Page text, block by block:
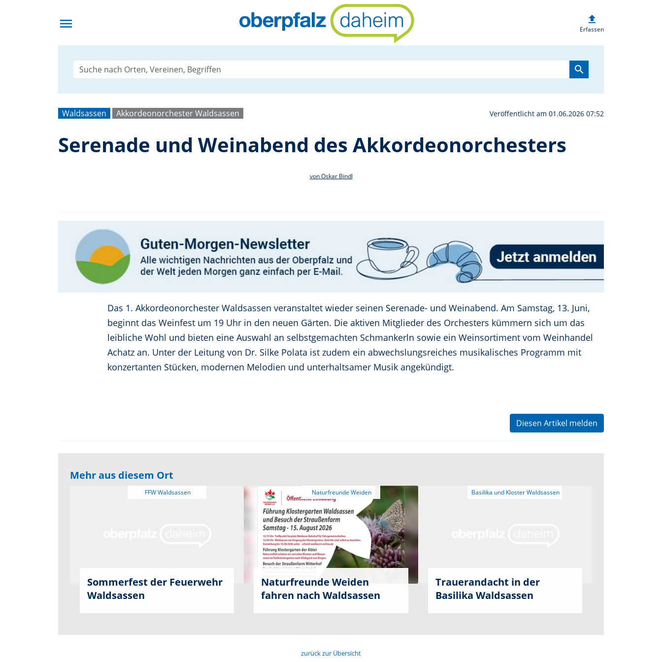
menu Serenade und Weinabend des
upload
Erfassen
search
Waldsassen Akkordeonorchester Waldsassen Veröffentlicht am 01.06.2026 07:52
Serenade und Weinabend des Akkordeonorchesters
von Oskar Bindl
Das 1. Akkordeonorchester Waldsassen veranstaltet wieder seinen Serenade- und Weinabend. Am Samstag, 13. Juni,
beginnt das Weinfest um 19 Uhr in den neuen Gärten. Die aktiven Mitglieder des Orchesters kümmern sich um das
leibliche Wohl und bieten eine Auswahl an selbstgemachten Schmankerln sowie ein Weinsortiment vom Weinhandel
Achatz an. Unter der Leitung von Dr. Silke Polata ist zudem ein abwechslungsreiches musikalisches Programm mit
konzertanten Stücken, modernen Melodien und unterhaltsamer Musik angekündigt.
Diesen Artikel melden
Mehr aus diesem Ort
FFW Waldsassen
Sommerfest der Feuerwehr
Waldsassen
Naturfreunde Weiden
Naturfreunde Weiden
fahren nach Waldsassen
Trauerandacht in der
Basilika Waldsassen
zurück zur Übersicht